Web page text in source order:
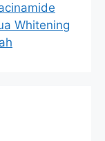
Whitening